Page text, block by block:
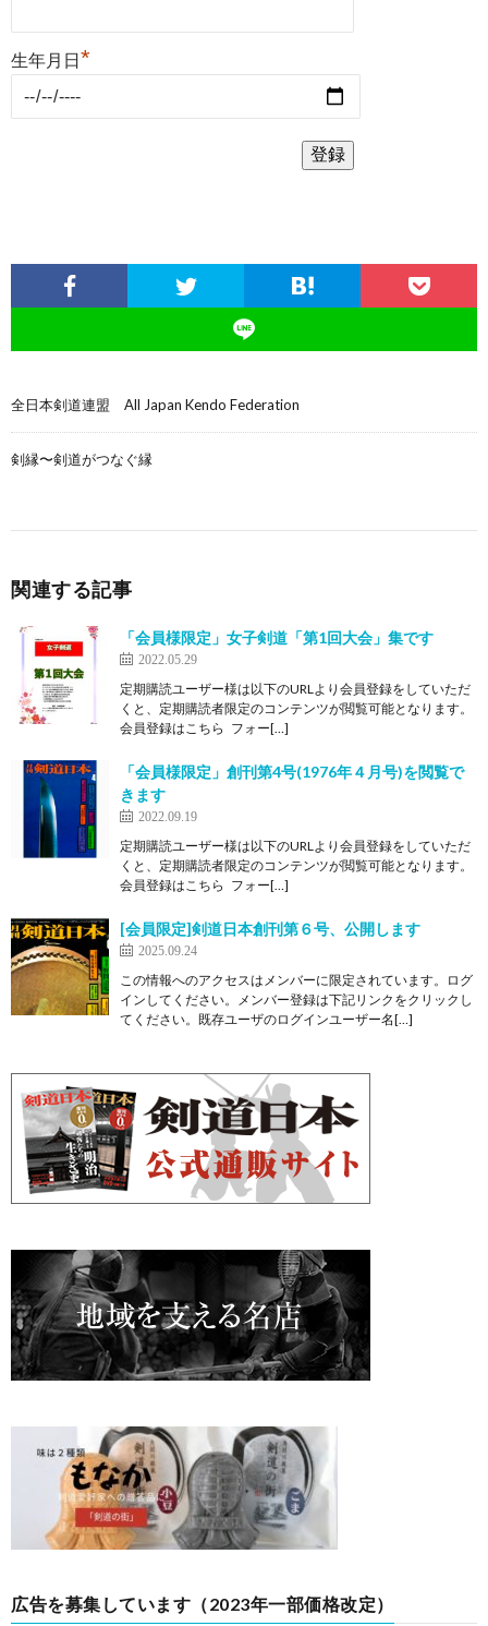
生年月日 *
全日本剣道連盟 All Japan Kendo Federation
剣縁〜剣道がつなぐ縁
関連する記事
「会員様限定」女子剣道「第1回大会」集です
2022.05.29
定期購読ユーザー様は以下のURLより会員登録をしていただ
くと、定期購読者限定のコンテンツが閲覧可能となります。
会員登録はこちら フォー[…]
「会員様限定」創刊第4号(1976年４月号)を閲覧で
きます
2022.09.19
定期購読ユーザー様は以下のURLより会員登録をしていただ
くと、定期購読者限定のコンテンツが閲覧可能となります。
会員登録はこちら フォー[…]
[会員限定]剣道日本創刊第６号、公開します
2025.09.24
この情報へのアクセスはメンバーに限定されています。ログ
インしてください。メンバー登録は下記リンクをクリックし
てください。既存ユーザのログインユーザー名[…]
広告を募集しています（2023年一部価格改定）